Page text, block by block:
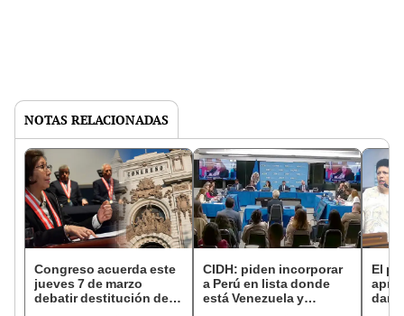
NOTAS RELACIONADAS
Congreso acuerda este
jueves 7 de marzo
debatir destitución de la
CIDH: piden incorporar
a Perú en lista donde
está Venezuela y
El
dar